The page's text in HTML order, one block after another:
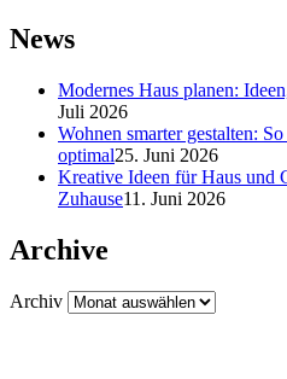
News
Modernes Haus planen:
Juli 2026
Wohnen smarter gestalten:
optimal25. Juni 2026
Kreative Ideen für Haus und
Zuhause11. Juni 2026
Archive
Archiv